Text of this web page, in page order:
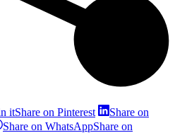
itShare on Pinterest
Share on
Share on WhatsAppShare on